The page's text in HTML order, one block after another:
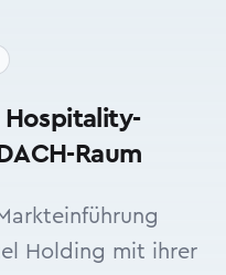
Hospitality-
Raum
Holding mit ihrer